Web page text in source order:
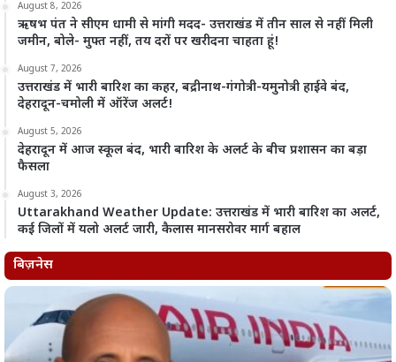
August 8, 2026
ऋषभ पंत ने सीएम धामी से मांगी मदद- उत्तराखंड में तीन साल से नहीं मिली
जमीन, बोले- मुफ्त नहीं, तय दरों पर खरीदना चाहता हूं!
August 7, 2026
उत्तराखंड में भारी बारिश का कहर, बद्रीनाथ-गंगोत्री-यमुनोत्री हाईवे बंद,
देहरादून-चमोली में ऑरेंज अलर्ट!
August 5, 2026
देहरादून में आज स्कूल बंद, भारी बारिश के अलर्ट के बीच प्रशासन का बड़ा
फैसला
August 3, 2026
Uttarakhand Weather Update: उत्तराखंड में भारी बारिश का अलर्ट,
कई जिलों में यलो अलर्ट जारी, कैलास मानसरोवर मार्ग बहाल
बिज़नेस